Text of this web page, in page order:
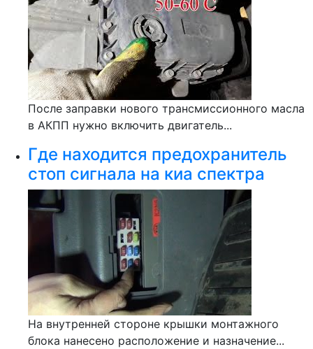
После заправки нового трансмиссионного масла
в АКПП нужно включить двигатель...
Где находится предохранитель
стоп сигнала на киа спектра
На внутренней стороне крышки монтажного
блока нанесено расположение и назначение...